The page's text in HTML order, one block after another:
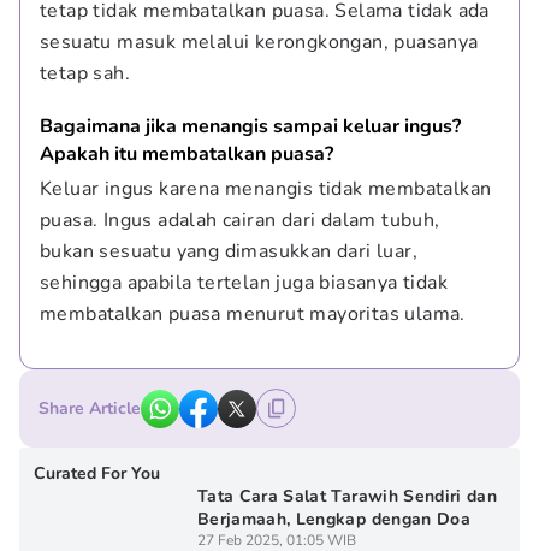
tetap tidak membatalkan puasa. Selama tidak ada
sesuatu masuk melalui kerongkongan, puasanya
tetap sah.
Bagaimana jika menangis sampai keluar ingus?
Apakah itu membatalkan puasa?
Keluar ingus karena menangis tidak membatalkan
puasa. Ingus adalah cairan dari dalam tubuh,
bukan sesuatu yang dimasukkan dari luar,
sehingga apabila tertelan juga biasanya tidak
membatalkan puasa menurut mayoritas ulama.
Share Article
Curated For You
Tata Cara Salat Tarawih Sendiri dan
Berjamaah, Lengkap dengan Doa
27 Feb 2025, 01:05 WIB